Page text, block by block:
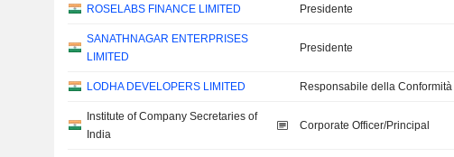
ROSELABS FINANCE LIMITED Presidente
SANATHNAGAR ENTERPRISES
LIMITED
Presidente
LODHA DEVELOPERS LIMITED Responsabile della Conformità
Institute of Company Secretaries of
India
Corporate Officer/Principal